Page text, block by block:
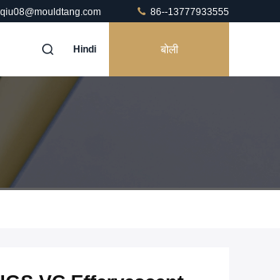
86--13777933555
Hindi बोली